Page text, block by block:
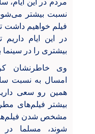
مردم در این ایام،
نسبت بیشتر
فیلم خواهیم داشت
در این ایام داریم
بیشتری را در سینما
وی خاطرنشان
امسال به نسبت
همین رو سعی
بیشتر فیلم‌های
مشخص شدن
شوند، مسلما